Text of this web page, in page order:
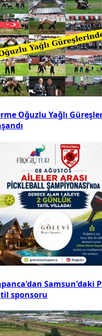
Oğuzlu Yağlı
Samsun'daki
sponsoru